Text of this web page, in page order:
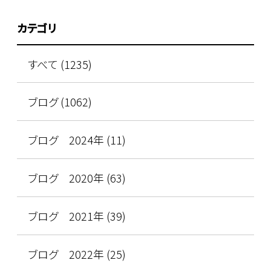
カテゴリ
すべて (1235)
ブログ (1062)
ブログ 2024年 (11)
ブログ 2020年 (63)
ブログ 2021年 (39)
ブログ 2022年 (25)